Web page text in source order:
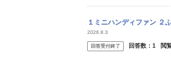
１ミニハンディファン ２
2026.8.3
回答受付終了 回答数： 1 閲